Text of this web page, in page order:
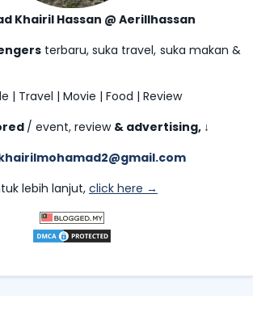
Khairil Hassan @ Aerillhassan
terbaru, suka travel, suka makan &
| Travel | Movie | Food | Review
/ event, review & advertising, ↓
lebih lanjut, click here →